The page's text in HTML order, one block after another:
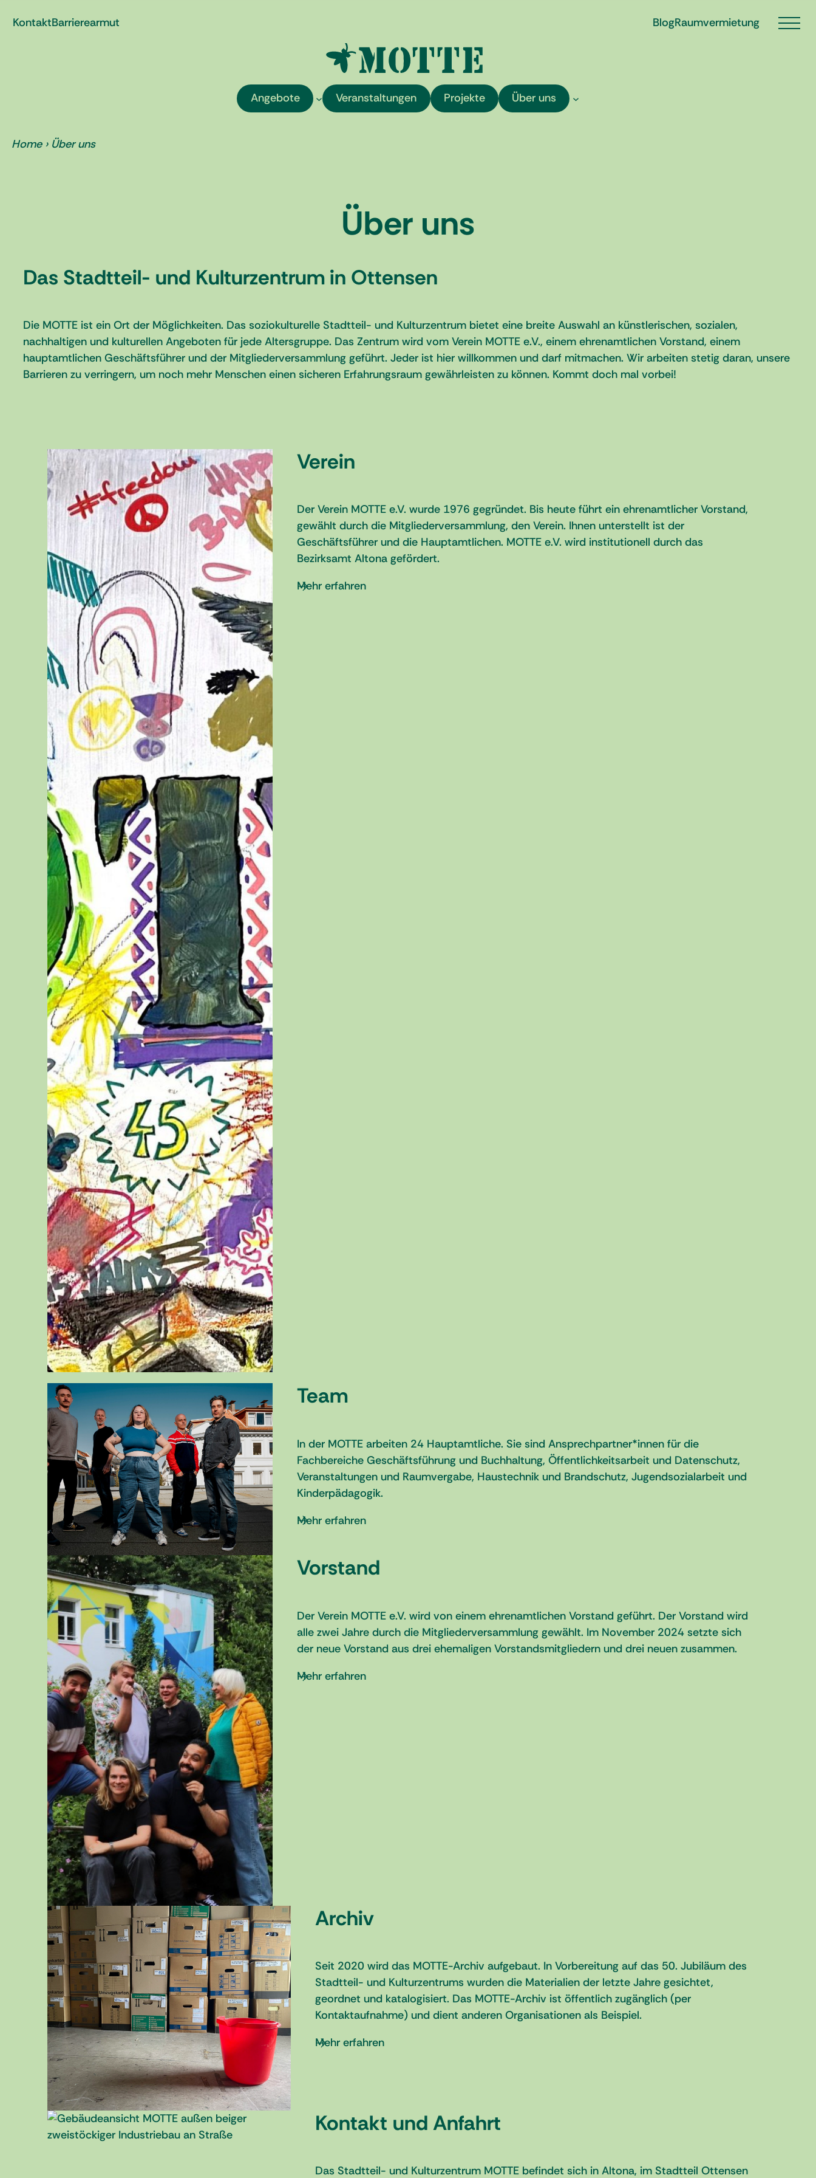
InhaltKontaktBarrierearmut BlogRaumvermietung
Angebote Veranstaltungen Projekte Über uns
Home› Über uns
Über uns
Das Stadtteil- und Kulturzentrum in Ottensen
Die MOTTE ist ein Ort der Möglichkeiten. Das soziokulturelle Stadtteil- und Kulturzentrum bietet eine breite Auswahl an künstlerischen, sozialen,
nachhaltigen und kulturellen Angeboten für jede Altersgruppe. Das Zentrum wird vom Verein MOTTE e.V., einem ehrenamtlichen Vorstand, einem
hauptamtlichen Geschäftsführer und der Mitgliederversammlung geführt. Jeder ist hier willkommen und darf mitmachen. Wir arbeiten stetig daran, unsere
Barrieren zu verringern, um noch mehr Menschen einen sicheren Erfahrungsraum gewährleisten zu können. Kommt doch mal vorbei!
Verein
Der Verein MOTTE e.V. wurde 1976 gegründet. Bis heute führt ein ehrenamtlicher Vorstand,
gewählt durch die Mitgliederversammlung, den Verein. Ihnen unterstellt ist der
Geschäftsführer und die Hauptamtlichen. MOTTE e.V. wird institutionell durch das
Bezirksamt Altona gefördert.
Mehr erfahren
Team
In der MOTTE arbeiten 24 Hauptamtliche. Sie sind Ansprechpartner*innen für die
Fachbereiche Geschäftsführung und Buchhaltung, Öffentlichkeitsarbeit und Datenschutz,
Veranstaltungen und Raumvergabe, Haustechnik und Brandschutz, Jugendsozialarbeit und
Kinderpädagogik.
Mehr erfahren
Vorstand
Der Verein MOTTE e.V. wird von einem ehrenamtlichen Vorstand geführt. Der Vorstand wird
alle zwei Jahre durch die Mitgliederversammlung gewählt. Im November 2024 setzte sich
der neue Vorstand aus drei ehemaligen Vorstandsmitgliedern und drei neuen zusammen.
Mehr erfahren
Archiv
Seit 2020 wird das MOTTE-Archiv aufgebaut. In Vorbereitung auf das 50. Jubiläum des
Stadtteil- und Kulturzentrums wurden die Materialien der letzte Jahre gesichtet,
geordnet und katalogisiert. Das MOTTE-Archiv ist öffentlich zugänglich (per
Kontaktaufnahme) und dient anderen Organisationen als Beispiel.
Mehr erfahren
Kontakt und Anfahrt
Das Stadtteil- und Kulturzentrum MOTTE befindet sich in Altona, im Stadtteil Ottensen